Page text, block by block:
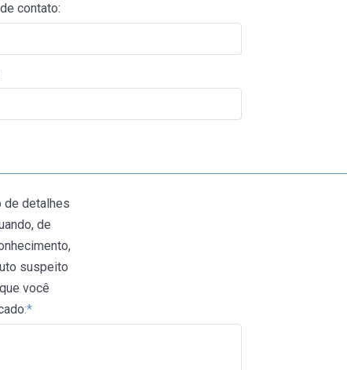
contato:
de detalhes
de
suspeito
você
:*